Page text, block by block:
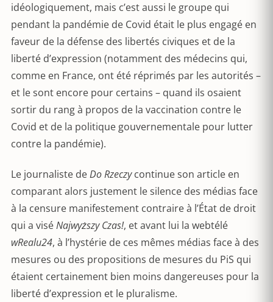
idéologiquement, mais c’est aussi le groupe qui
pendant la pandémie de Covid était le plus engagé en
faveur de la défense des libertés civiques et de la
liberté d’expression (notamment des médecins qui,
comme en France, ont été réprimés par les autorités –
et le sont encore pour certains – quand ils osaient
sortir du rang à propos de la vaccination contre le
Covid et de la politique gouvernementale pour lutter
contre la pandémie).
Le journaliste deDo Rzeczycontinue son article en
comparant alors justement le silence des médias face
à la censure manifestement contraire à l’État de droit
qui a viséNajwyższy Czas!, et avant lui la webtélé
wRealu24, à l’hystérie de ces mêmes médias face à des
mesures ou des propositions de mesures du PiS qui
étaient certainement bien moins dangereuses pour la
liberté d’expression et le pluralisme.